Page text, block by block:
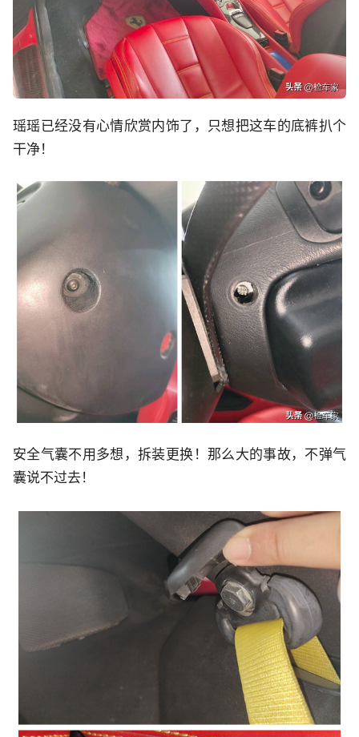
瑶瑶已经没有心情欣赏内饰了，只想把这车的底裤扒个
干净！
安全气囊不用多想，拆装更换！那么大的事故，不弹气
囊说不过去！